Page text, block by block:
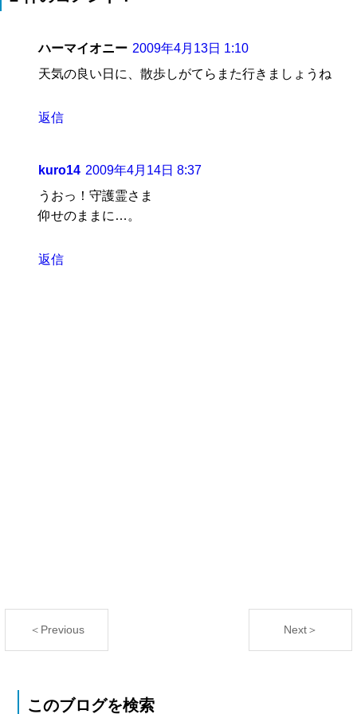
ハーマイオニー 2009年4月13日 1:10
天気の良い日に、散歩しがてらまた行きましょうね
返信
kuro14 2009年4月14日 8:37
うおっ！守護霊さま
仰せのままに…。
返信
＜Previous Next＞
このブログを検索